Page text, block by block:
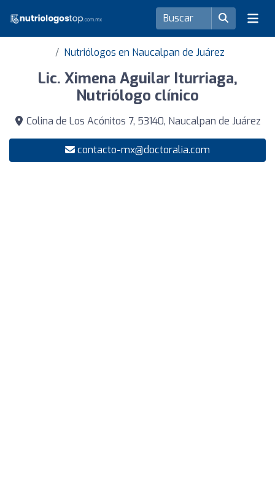
Nutriólogos en Naucalpan de Juárez
Lic. Ximena Aguilar Iturriaga,
Nutriólogo clínico
Colina de Los Acónitos 7, 53140, Naucalpan de Juárez
contacto-mx@doctoralia.com